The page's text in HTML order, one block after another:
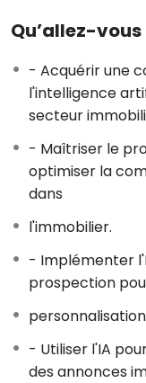
transformer les
démonstrations
concrètes, où les
en action,
comment elles
plus
métier.
la formation,
en œuvre les
scénarios
d’IA à des tâches
rédaction
interactions
Qu’allez-
- Acquérir une
l'intelligence
secteur
- Maîtriser le
optimiser la
dans
l'immobilier.
- Implémenter
prospection
- Utiliser l'IA
des annonces